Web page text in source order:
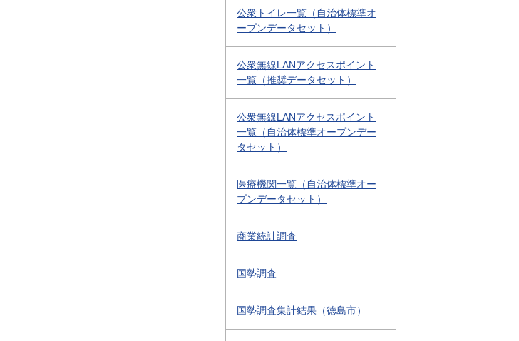
公衆トイレ一覧（自治体標準オ
ープンデータセット）
公衆無線LANアクセスポイント
一覧（推奨データセット）
公衆無線LANアクセスポイント
一覧（自治体標準オープンデー
タセット）
医療機関一覧（自治体標準オー
プンデータセット）
商業統計調査
国勢調査
国勢調査集計結果（徳島市）